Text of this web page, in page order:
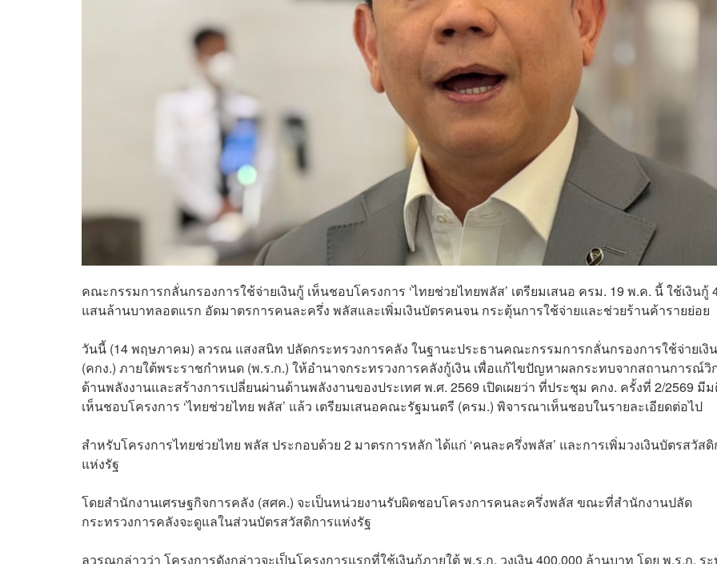
คณะกรรมการกลั่นกรองการใช้จ่ายเงินกู้ เห็นชอบโครงการ ‘ไทยช่วยไทยพลัส’ เตรียมเสนอ ครม. 19 พ.ค. นี้ ใช้เงินกู้
แสนล้านบาทลอตแรก อัดมาตรการคนละครึ่ง พลัสและเพิ่มเงินบัตรคนจน กระตุ้นการใช้จ่ายและช่วยร้านค้ารายย่อย
วันนี้ (14 พฤษภาคม) ลวรณ แสงสนิท ปลัดกระทรวงการคลัง ในฐานะประธานคณะกรรมการกลั่นกรองการใช้จ่ายเงิ
(คกง.) ภายใต้พระราชกำหนด (พ.ร.ก.) ให้อำนาจกระทรวงการคลังกู้เงิน เพื่อแก้ไขปัญหาผลกระทบจากสถานการณ์วิ
ด้านพลังงานและสร้างการเปลี่ยนผ่านด้านพลังงานของประเทศ พ.ศ. 2569 เปิดเผยว่า ที่ประชุม คกง. ครั้งที่ 2/2569 มี
เห็นชอบโครงการ ‘ไทยช่วยไทย พลัส’ แล้ว เตรียมเสนอคณะรัฐมนตรี (ครม.) พิจารณาเห็นชอบในรายละเอียดต่อไป
สำหรับโครงการไทยช่วยไทย พลัส ประกอบด้วย 2 มาตรการหลัก ได้แก่ ‘คนละครึ่งพลัส’ และการเพิ่มวงเงินบัตรสวัส
แห่งรัฐ
โดยสำนักงานเศรษฐกิจการคลัง (สศค.) จะเป็นหน่วยงานรับผิดชอบโครงการคนละครึ่งพลัส ขณะที่สำนักงานปลัด
กระทรวงการคลังจะดูแลในส่วนบัตรสวัสดิการแห่งรัฐ
ลวรณกล่าวว่า โครงการดังกล่าวจะเป็นโครงการแรกที่ใช้เงินกู้ภายใต้ พ.ร.ก. วงเงิน 400,000 ล้านบาท โดย พ.ร.ก. ร